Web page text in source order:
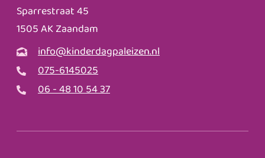
Sparrestraat 45
1505 AK Zaandam
info@kinderdagpaleizen.nl
075-6145025
06 - 48 10 54 37